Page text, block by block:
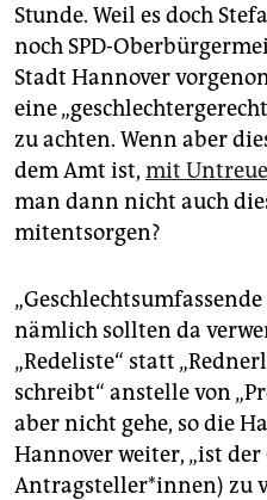
genossenschaft
epaper login
Stunde. Weil es doch
noch SPD-
Stadt Hannover
eine
zu achten. Wenn aber
dem Amt ist, mit
man dann nicht auch
mitent­sorgen?
nämlich sollten da
„Redeliste“ statt
schreibt“ anstelle von
aber nicht gehe, so die
Hannover weiter, „ist der
Antragsteller*innen) zu